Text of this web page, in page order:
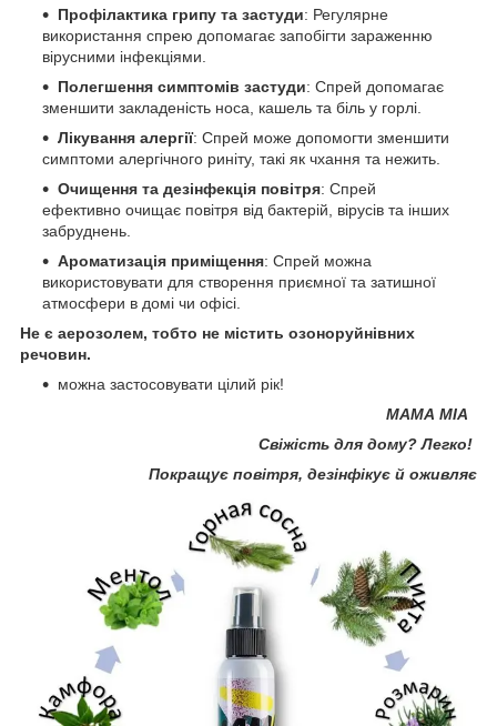
Профілактика грипу та застуди: Регулярне
використання спрею допомагає запобігти зараженню
вірусними інфекціями.
Полегшення симптомів застуди: Спрей допомагає
зменшити закладеність носа, кашель та біль у горлі.
Лікування алергії: Спрей може допомогти зменшити
симптоми алергічного риніту, такі як чхання та нежить.
Очищення та дезінфекція повітря: Спрей
ефективно очищає повітря від бактерій, вірусів та інших
забруднень.
Ароматизація приміщення: Спрей можна
використовувати для створення приємної та затишної
атмосфери в домі чи офісі.
Не є аерозолем, тобто не містить озоноруйнівних
речовин.
можна застосовувати цілий рік!
MAMA МІА
Свіжість для дому? Легко!
Покращує повітря, дезінфікує й оживляє